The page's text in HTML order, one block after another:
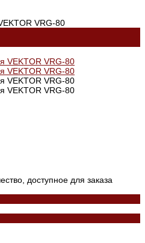
VRG-80
доступное для заказа